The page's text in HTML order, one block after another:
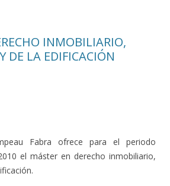
INMOBILIARIO,
DE LA EDIFICACIÓN
Fabra ofrece para el periodo
el máster en derecho inmobiliario,